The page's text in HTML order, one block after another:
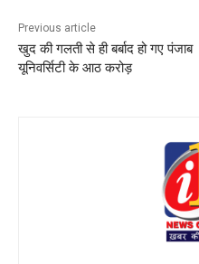
Previous article
खुद की गलती से ही बर्बाद हो गए पंजाब
यूनिवर्सिटी के आठ करोड़